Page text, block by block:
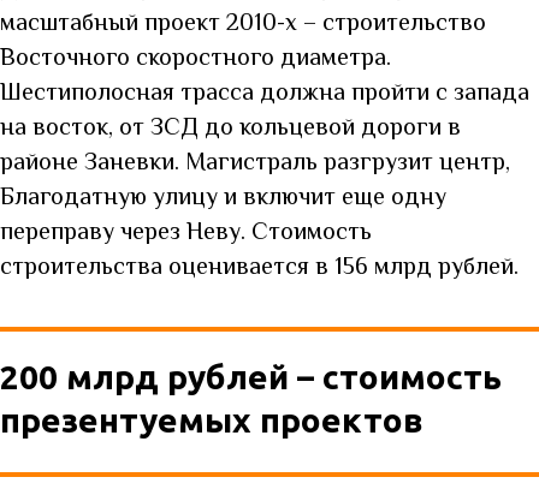
масштабный проект 2010-х – строительство
Восточного скоростного диаметра.
Шестиполосная трасса должна пройти с запада
на восток, от ЗСД до кольцевой дороги в
районе Заневки. Магистраль разгрузит центр,
Благодатную улицу и включит еще одну
переправу через Неву. Стоимость
строительства оценивается в 156 млрд рублей.
200 млрд рублей – стоимость
презентуемых проектов